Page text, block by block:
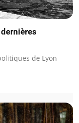
de Lyon